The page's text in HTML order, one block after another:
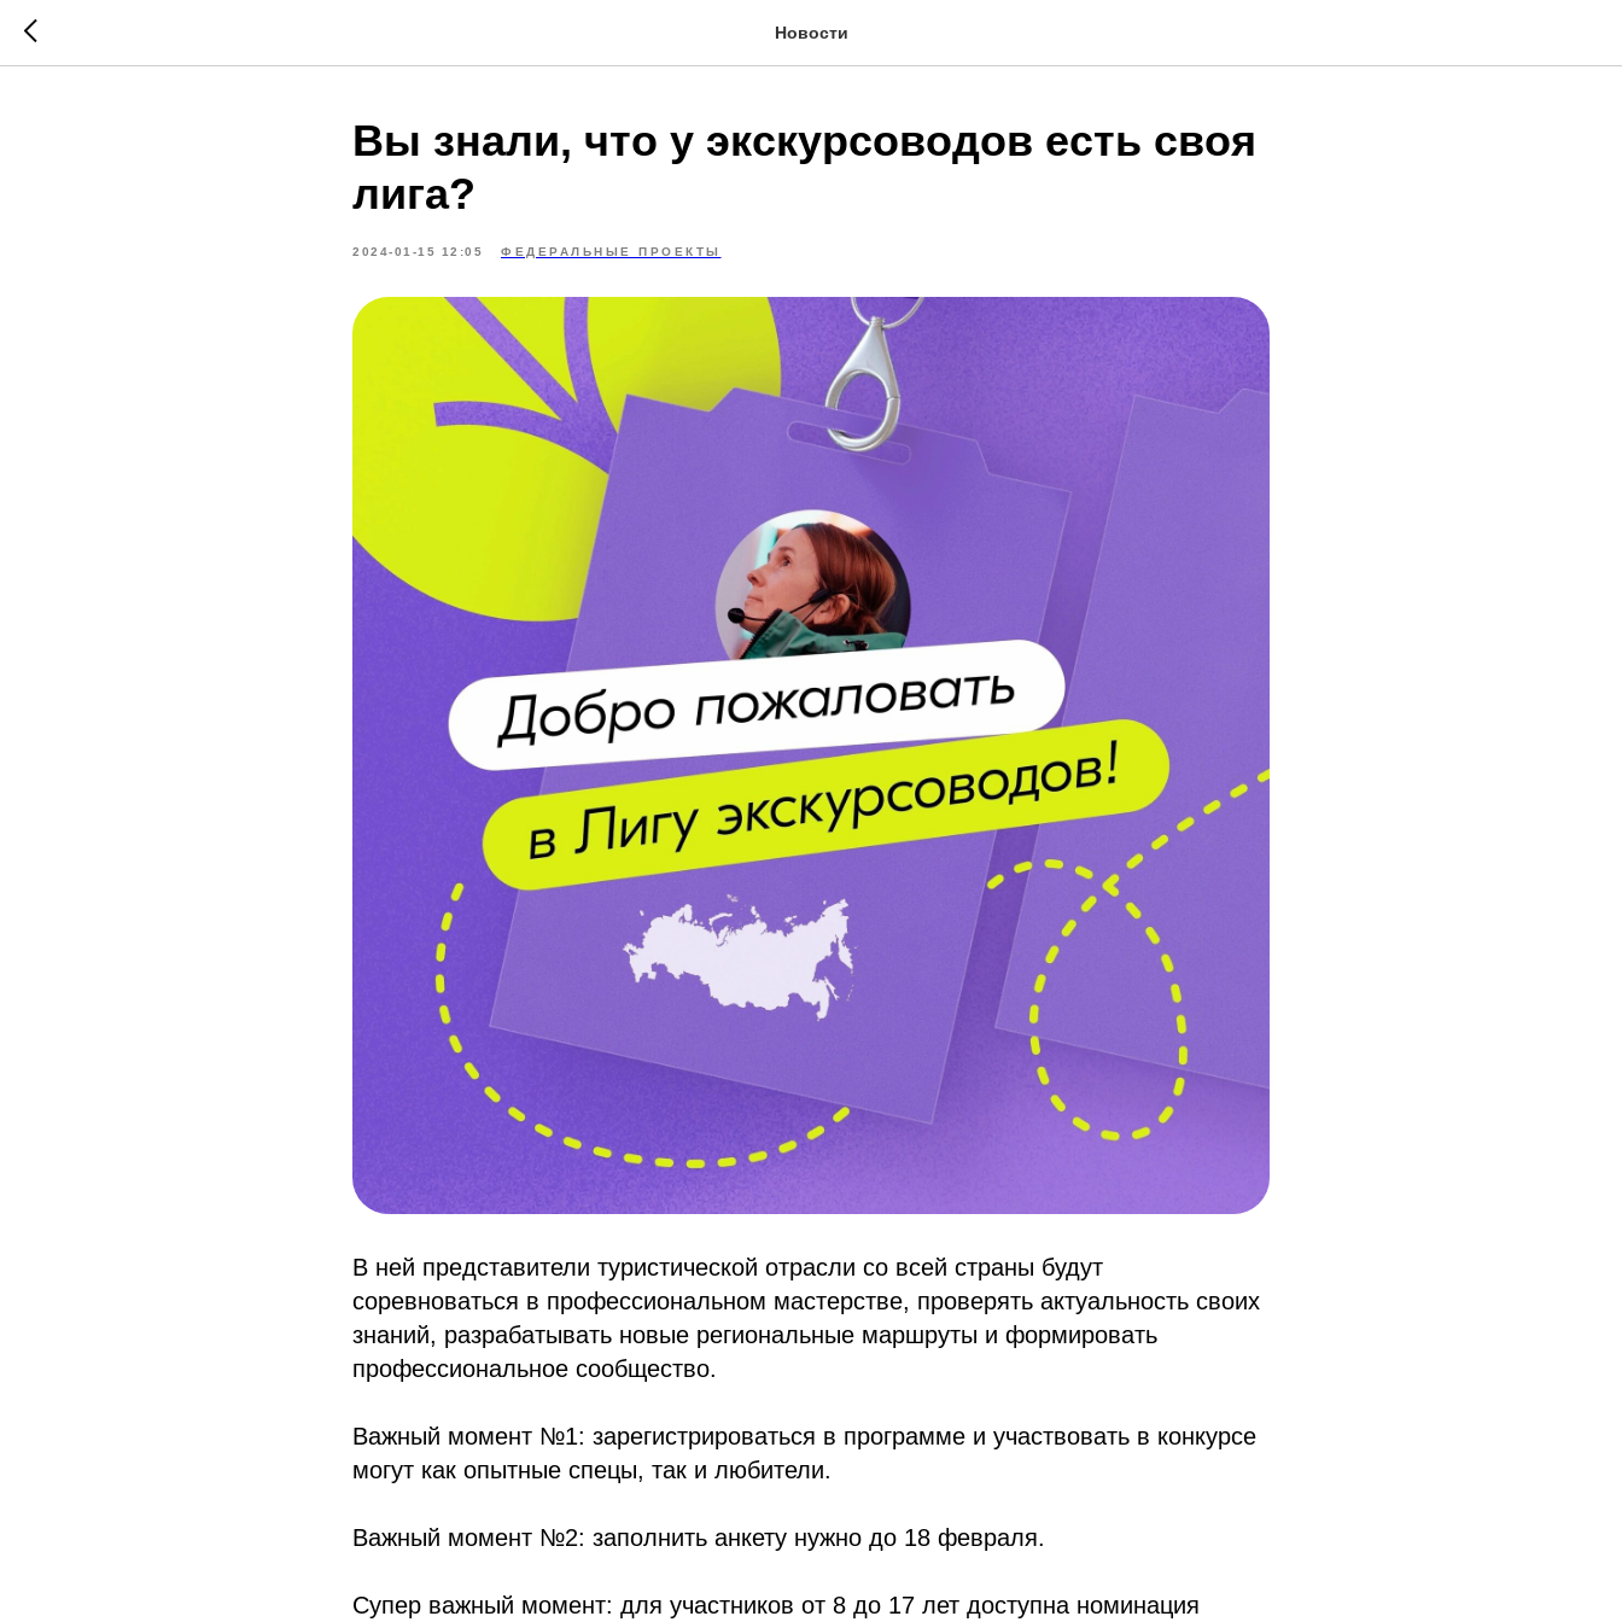
Новости
Вы знали, что у экскурсоводов есть своя
лига?
2024-01-15 12:05 ФЕДЕРАЛЬНЫЕ ПРОЕКТЫ
В ней представители туристической отрасли со всей страны будут
соревноваться в профессиональном мастерстве, проверять актуальность своих
знаний, разрабатывать новые региональные маршруты и формировать
профессиональное сообщество.
Важный момент №1: зарегистрироваться в программе и участвовать в конкурсе
могут как опытные спецы, так и любители.
Важный момент №2: заполнить анкету нужно до 18 февраля.
Супер важный момент: для участников от 8 до 17 лет доступна номинация